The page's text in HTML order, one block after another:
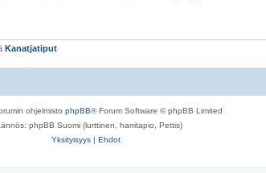
Kanatjatiput
ohjelmisto phpBB® Forum Software © phpBB Limited
phpBB Suomi (lurttinen, harritapio, Pettis)
Yksityisyys | Ehdot